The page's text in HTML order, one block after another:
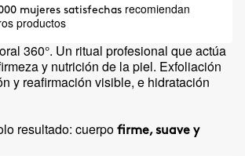
mujeres satisfechas recomiendan
productos
360°. Un ritual profesional que actúa
y nutrición de la piel. Exfoliación
y reafirmación visible, e hidratación
resultado: cuerpo firme, suave y